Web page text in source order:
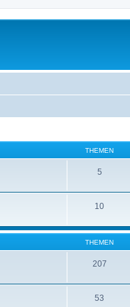
THEMEN
5
10
THEMEN
207
53